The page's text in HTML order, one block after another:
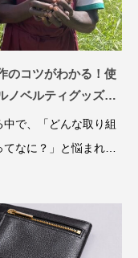
2025.04.04
のコツがわかる！使
ノベルティグッズの
で、「どんな取り組
なに？」と悩まれる